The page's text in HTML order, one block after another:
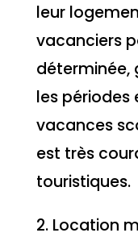
leur
vacanciers
déterminée,
les périodes
vacances
est très
touristiques.
2. Location